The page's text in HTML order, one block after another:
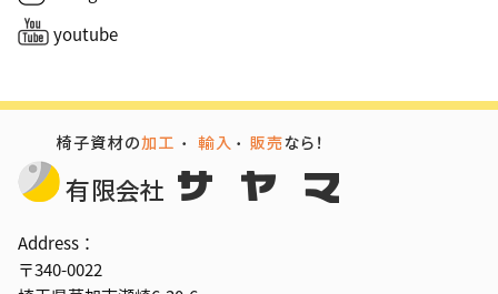
Address：
〒340-0022
youtube